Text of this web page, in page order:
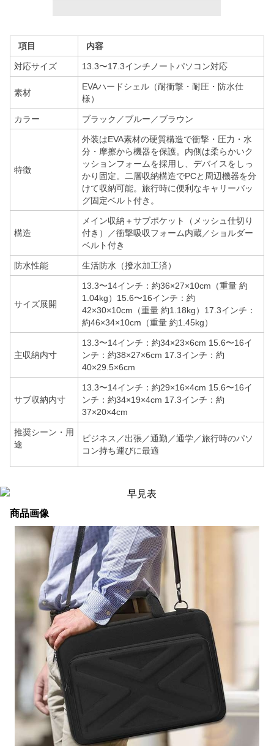
項目 内容
対応サイズ 13.3〜17.3インチノートパソコン対応
素材
EVAハードシェル（耐衝撃・耐圧・防水仕
様）
カラー ブラック／ブルー／ブラウン
特徴
外装はEVA素材の硬質構造で衝撃・圧力・水
分・摩擦から機器を保護。内側は柔らかいク
ッションフォームを採用し、デバイスをしっ
かり固定。二層収納構造でPCと周辺機器を分
けて収納可能。旅行時に便利なキャリーバッ
グ固定ベルト付き。
構造
メイン収納＋サブポケット（メッシュ仕切り
付き）／衝撃吸収フォーム内蔵／ショルダー
ベルト付き
防水性能 生活防水（撥水加工済）
サイズ展開
13.3〜14インチ：約36×27×10cm（重量 約
1.04kg）15.6〜16インチ：約
42×30×10cm（重量 約1.18kg）17.3インチ：
約46×34×10cm（重量 約1.45kg）
主収納内寸
13.3〜14インチ：約34×23×6cm 15.6〜16イ
ンチ：約38×27×6cm 17.3インチ：約
40×29.5×6cm
サブ収納内寸
13.3〜14インチ：約29×16×4cm 15.6〜16イ
ンチ：約34×19×4cm 17.3インチ：約
37×20×4cm
推奨シーン・用
途
ビジネス／出張／通勤／通学／旅行時のパソ
コン持ち運びに最適
商品画像